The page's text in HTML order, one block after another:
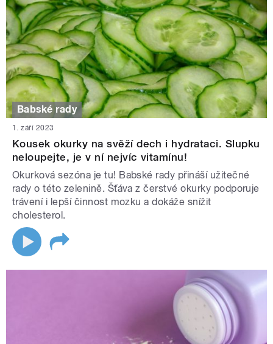
Babské rady
1. září 2023
Kousek okurky na svěží dech i hydrataci. Slupku
neloupejte, je v ní nejvíc vitamínu!
Okurková sezóna je tu! Babské rady přináší užitečné
rady o této zelenině. Šťáva z čerstvé okurky podporuje
trávení i lepší činnost mozku a dokáže snížit
cholesterol.